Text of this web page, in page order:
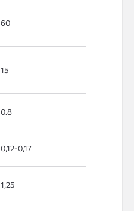
60
15
0.8
0,12-0,17
1,25